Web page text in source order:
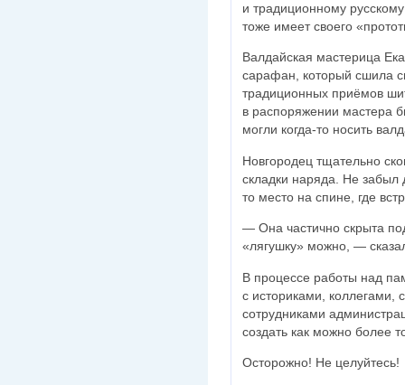
и традиционному
тоже имеет своего
Валдайская мастерица
сарафан, который сшила
традиционных приёмов
в распоряжении мастера
могли когда-то носить
Новгородец тщательно
складки наряда. Не забыл
то место на спине, где
— Она частично скрыта
«лягушку» можно, —
В процессе работы над
с историками, коллегами,
сотрудниками
создать как можно более
Осторожно! Не целуйтесь!